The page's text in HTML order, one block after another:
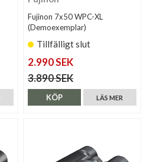
Fujinon 7x50 WPC-XL
(Demoexemplar)
Tillfälligt slut
2.990 SEK
3.890 SEK
LÄS MER
KÖP